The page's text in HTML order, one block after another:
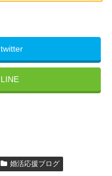
twitter
LINE
婚活応援ブログ